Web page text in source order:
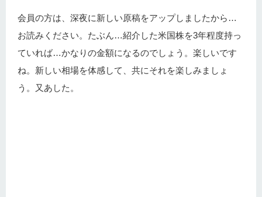
会員の方は、深夜に新しい原稿をアップしましたから…
お読みください。たぶん…紹介した米国株を3年程度持っ
ていれば…かなりの金額になるのでしょう。楽しいです
ね。新しい相場を体感して、共にそれを楽しみましょ
う。又あした。